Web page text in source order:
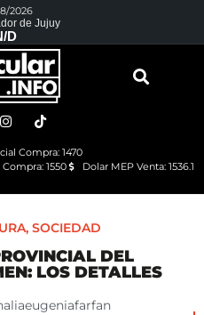
2026
de Jujuy
D
Compra: 1470
1550
Dolar MEP Venta: 1536.1
, SOCIEDAD
DEL
LOS DETALLES